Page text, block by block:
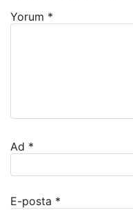
Yorum *
Ad *
E-posta *